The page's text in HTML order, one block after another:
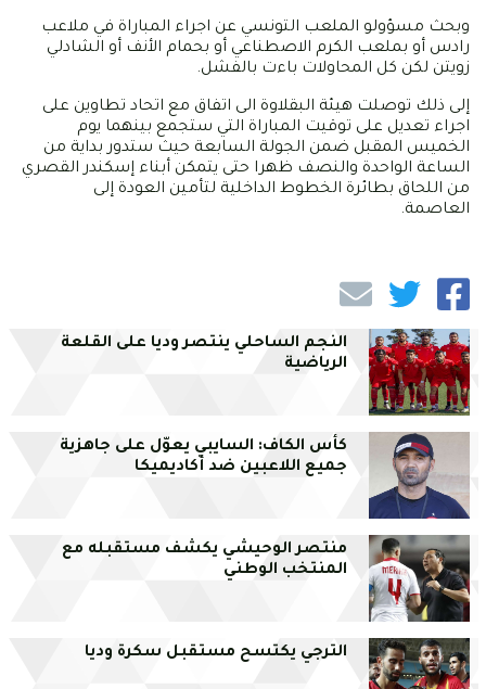
وبحث مسؤولو الملعب التونسي عن اجراء المباراة في ملاعب
رادس أو بملعب الكرم الاصطناعي أو بحمام الأنف أو الشادلي
زويتن لكن كل المحاولات باءت بالفشل.
إلى ذلك توصلت هيئة البقلاوة الى اتفاق مع اتحاد تطاوين على
اجراء تعديل على توقيت المباراة التي ستجمع بينهما يوم
الخميس المقبل ضمن الجولة السابعة حيث ستدور بداية من
الساعة الواحدة والنصف ظهرا حتى يتمكن أبناء إسكندر القصري
من اللحاق بطائرة الخطوط الداخلية لتأمين العودة إلى
العاصمة.
النجم الساحلي ينتصر وديا على القلعة
الرياضية
كأس الكاف: السايبي يعوّل على جاهزية
جميع اللاعبين ضد أكاديميكا
منتصر الوحيشي يكشف مستقبله مع
المنتخب الوطني
الترجي يكتسح مستقبل سكرة وديا